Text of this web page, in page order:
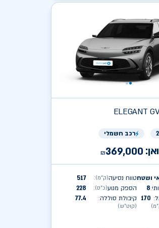
ELEGANT
רכב חשמלי
₪369,000
ושטח
:
8
:
170
טווח נסיעה(ק״מ):
517
הספק מנוע(כ״ס):
228
קיבולת סוללה:
(קוט״ש)
77.4